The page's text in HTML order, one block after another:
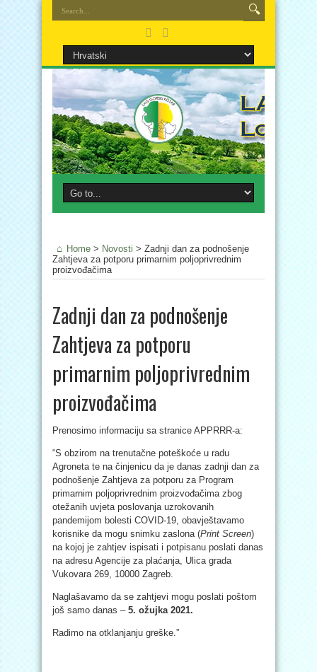
Home > Novosti > Zadnji dan za podnošenje
Zahtjeva za potporu primarnim poljoprivrednim
proizvođačima
Zadnji dan za podnošenje
Zahtjeva za potporu
primarnim poljoprivrednim
proizvođačima
Prenosimo informaciju sa stranice APPRRR-a:
“S obzirom na trenutačne poteškoće u radu
Agroneta te na činjenicu da je danas zadnji dan za
podnošenje Zahtjeva za potporu za Program
primarnim poljoprivrednim proizvođačima zbog
otežanih uvjeta poslovanja uzrokovanih
pandemijom bolesti COVID-19, obavještavamo
korisnike da mogu snimku zaslona (Print Screen)
na kojoj je zahtjev ispisati i potpisanu poslati danas
na adresu Agencije za plaćanja, Ulica grada
Vukovara 269, 10000 Zagreb.
Naglašavamo da se zahtjevi mogu poslati poštom
još samo danas – 5. ožujka 2021.
Radimo na otklanjanju greške.”